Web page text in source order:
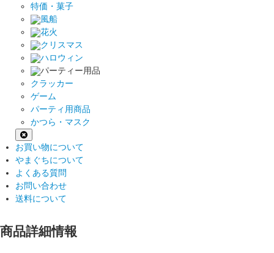
特価・菓子
風船
花火
クリスマス
ハロウィン
パーティー用品
クラッカー
ゲーム
パーティ用商品
かつら・マスク
お買い物について
やまぐちについて
よくある質問
お問い合わせ
送料について
商品詳細情報